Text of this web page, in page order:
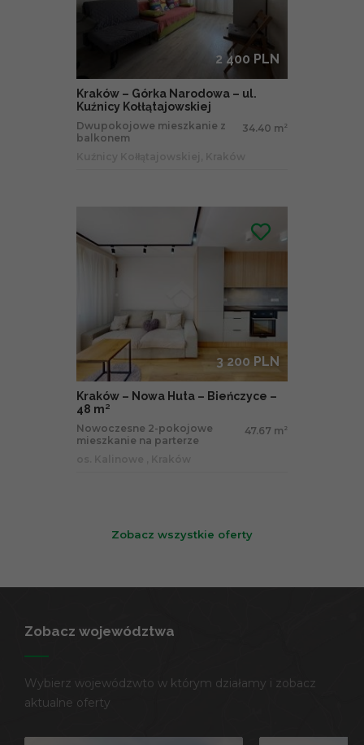
2 400 PLN
Kraków – Górka Narodowa – ul.
Kuźnicy Kołłątajowskiej
Dwupokojowe mieszkanie z
balkonem
34.40 m 2
3 200 PLN
Kraków – Nowa Huta – Bieńczyce –
48 m²
Nowoczesne 2-pokojowe
mieszkanie na parterze
47.67 m 2
Zobacz wszystkie oferty
Zobacz województwa
Wybierz wojewódzwto w którym działamy i zobacz
aktualne oferty